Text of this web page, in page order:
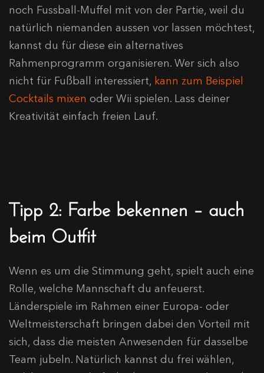
noch Fussball-Muffel mit von der Partie, weil du
natürlich niemanden aussen vor lassen möchtest,
kannst du für diese ein alternatives
Rahmenprogramm organisieren. Wer sich also
nicht für Fußball interessiert, kann zum Beispiel
Cocktails mixen oder Wii spielen. Lass deiner
Kreativität einfach freien Lauf.
Tipp 2: Farbe bekennen – auch
beim Outfit
Wenn es um die Stimmung geht, spielt auch eine
Rolle, welche Mannschaft du anfeuerst.
Länderspiele im Rahmen einer Europa- oder
Weltmeisterschaft bringen dabei den Vorteil mit
sich, dass die meisten Anwesenden für dasselbe
Team jubeln. Natürlich kannst du frei wählen,